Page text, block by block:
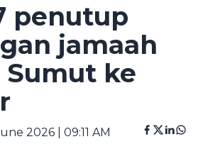
penutup
jamaah
Sumut ke
2026 | 09:11 AM